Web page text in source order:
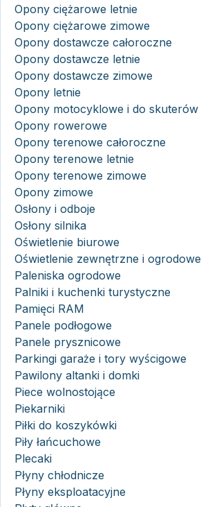
Opony ciężarowe letnie
Opony ciężarowe zimowe
Opony dostawcze całoroczne
Opony dostawcze letnie
Opony dostawcze zimowe
Opony letnie
Opony motocyklowe i do skuterów
Opony rowerowe
Opony terenowe całoroczne
Opony terenowe letnie
Opony terenowe zimowe
Opony zimowe
Osłony i odboje
Osłony silnika
Oświetlenie biurowe
Oświetlenie zewnętrzne i ogrodowe
Paleniska ogrodowe
Palniki i kuchenki turystyczne
Pamięci RAM
Panele podłogowe
Panele prysznicowe
Parkingi garaże i tory wyścigowe
Pawilony altanki i domki
Piece wolnostojące
Piekarniki
Piłki do koszykówki
Piły łańcuchowe
Plecaki
Płyny chłodnicze
Płyny eksploatacyjne